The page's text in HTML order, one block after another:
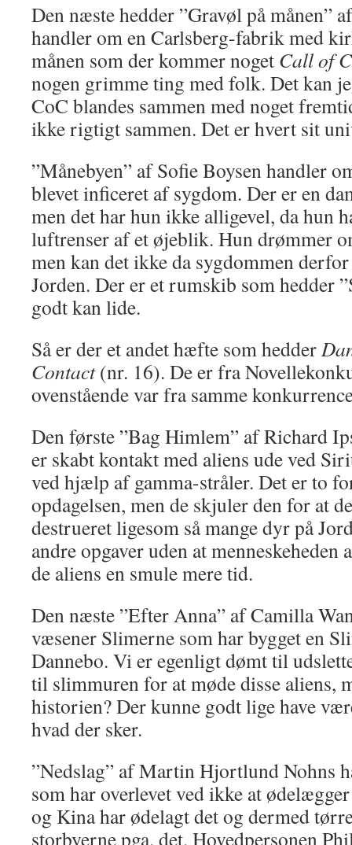
Den næste hedder ”Gravøl på månen”
handler om en Carlsberg-fabrik med
månen som der kommer noget Call of
nogen grimme ting med folk. Det kan
CoC blandes sammen med noget
ikke rigtigt sammen. Det er hvert sit
”Månebyen” af Sofie Boysen handler
blevet inficeret af sygdom. Der er en
men det har hun ikke alligevel, da hun
luftrenser af et øjeblik. Hun drømmer
men kan det ikke da sygdommen
Jorden. Der er et rumskib som hedder
godt kan lide.
Så er der et andet hæfte som hedder
Contact(nr. 16). De er fra
ovenstående var fra samme
Den første ”Bag Himlem” af Richard
er skabt kontakt med aliens ude ved
ved hjælp af gamma-stråler. Det er to
opdagelsen, men de skjuler den for at
destrueret ligesom så mange dyr på
andre opgaver uden at menneskeheden
de aliens en smule mere tid.
Den næste ”Efter Anna” af Camilla
væsener Slimerne som har bygget en
Dannebo. Vi er egenligt dømt til
til slimmuren for at møde disse aliens,
historien? Der kunne godt lige have
hvad der sker.
”Nedslag” af Martin Hjortlund Nohns
som har overlevet ved ikke at
og Kina har ødelagt det og dermed
storbyerne pga. det. Hovedpersonen